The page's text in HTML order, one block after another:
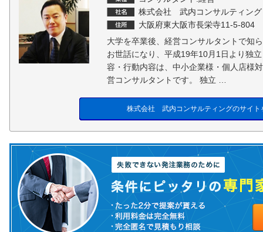
株式会社 武内コンサルティング
大阪府東大阪市長栄寺11-5-804
大学を卒業後、経営コンサルタントで知
お世話になり、平成19年10月1日より独
容・行動内容は、中小企業様・個人店様
営コンサルタントです。 独立 …
株式会社 武内コンサルティングのサイト